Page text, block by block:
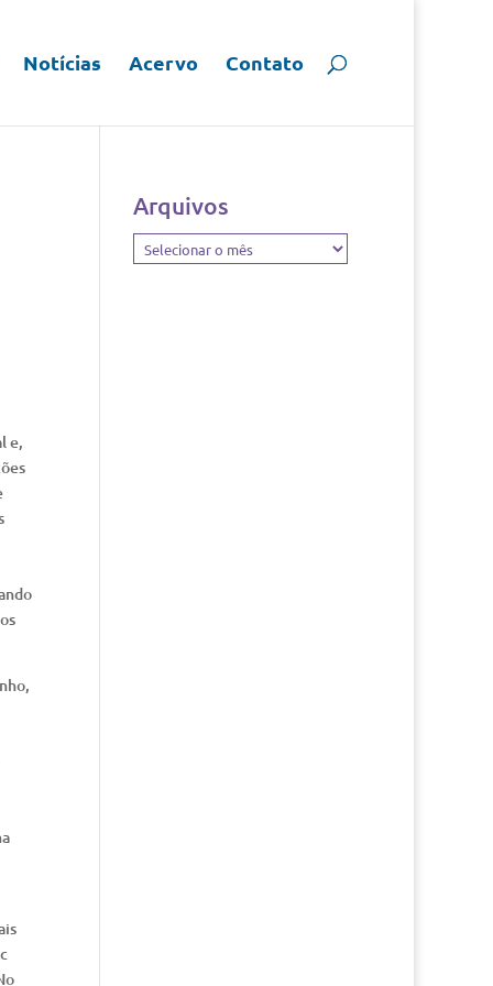
Notícias Acervo Contato
e,
Arquivos
Arquivos